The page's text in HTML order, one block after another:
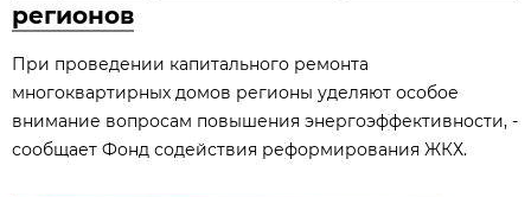
регионов
При проведении капитального ремонта
многоквартирных домов регионы уделяют особое
внимание вопросам повышения энергоэффективности, -
сообщает Фонд содействия реформирования ЖКХ.